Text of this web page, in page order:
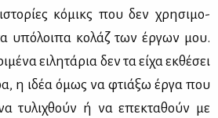
κό­μικς που δεν χρη­σι­μο­
υπό­λοι­πα κο­λάζ των έρ­γων μου.
ει­λη­τά­ρια δεν τα εί­χα εκ­θέ­σει
η ιδέα όμως να φτιά­ξω έρ­γα που
τυ­λι­χθούν ή να επε­κτα­θούν με